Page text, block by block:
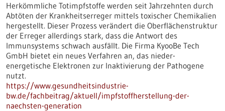
Herkömmliche Totimpfstoffe werden seit Jahrzehnten durch
Abtöten der Krankheitserreger mittels toxischer Chemikalien
hergestellt. Dieser Prozess verändert die Oberflächenstruktur
der Erreger allerdings stark, dass die Antwort des
Immunsystems schwach ausfällt. Die Firma KyooBe Tech
GmbH bietet ein neues Verfahren an, das nieder-
energetische Elektronen zur Inaktivierung der Pathogene
nutzt.
https://www.gesundheitsindustrie-
bw.de/fachbeitrag/aktuell/impfstoffherstellung-der-
naechsten-generation